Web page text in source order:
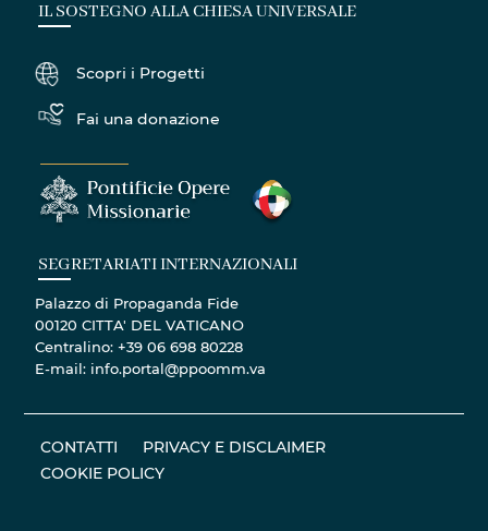
IL SOSTEGNO ALLA CHIESA UNIVERSALE
Scopri i Progetti
Fai una donazione
SEGRETARIATI INTERNAZIONALI
Palazzo di Propaganda Fide
00120 CITTA' DEL VATICANO
Centralino: +39 06 698 80228
E-mail: info.portal@ppoomm.va
CONTATTI
PRIVACY E DISCLAIMER
COOKIE POLICY